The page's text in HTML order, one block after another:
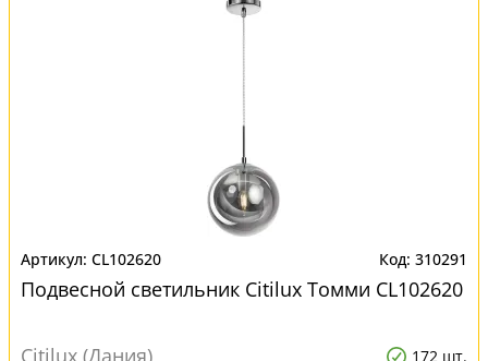
CL102620 310291
Подвесной светильник Citilux Томми CL102620
Citilux (Дания) 172 шт.